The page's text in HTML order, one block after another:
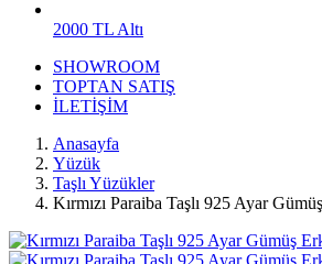
2000 TL Altı
SHOWROOM
TOPTAN SATIŞ
İLETİŞİM
Anasayfa
Yüzük
Taşlı Yüzükler
Kırmızı Paraiba Taşlı 925 Ayar